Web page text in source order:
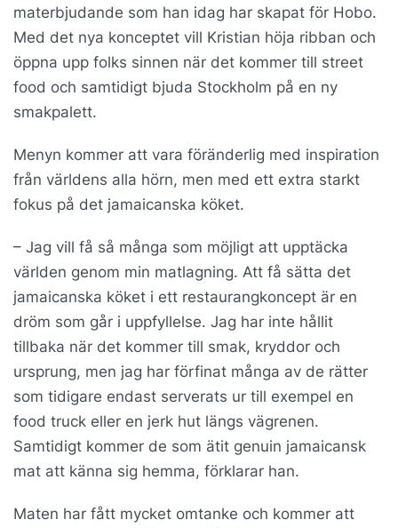
materbjudande som han idag har skapat för Hobo.
Med det nya konceptet vill Kristian höja ribban och
öppna upp folks sinnen när det kommer till street
food och samtidigt bjuda Stockholm på en ny
smakpalett.
Menyn kommer att vara föränderlig med inspiration
från världens alla hörn, men med ett extra starkt
fokus på det jamaicanska köket.
– Jag vill få så många som möjligt att upptäcka
världen genom min matlagning. Att få sätta det
jamaicanska köket i ett restaurangkoncept är en
dröm som går i uppfyllelse. Jag har inte hållit
tillbaka när det kommer till smak, kryddor och
ursprung, men jag har förfinat många av de rätter
som tidigare endast serverats ur till exempel en
food truck eller en jerk hut längs vägrenen.
Samtidigt kommer de som ätit genuin jamaicansk
mat att känna sig hemma, förklarar han.
Maten har fått mycket omtanke och kommer att